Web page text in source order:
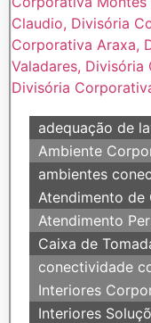
adequação de
Ambiente
ambientes
Atendimento de
Atendimento
Caixa de
conectividade
Interiores
Interiores